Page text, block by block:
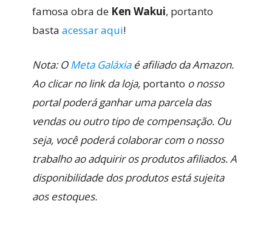
famosa obra de Ken Wakui, portanto
basta acessar aqui!
Nota: OMeta Galáxiaé afiliado da Amazon.
Ao clicar no link da loja, portanto o nosso
portal poderá ganhar uma parcela das
vendas ou outro tipo de compensação. Ou
seja, você poderá colaborar com o nosso
trabalho ao adquirir os produtos afiliados. A
disponibilidade dos produtos está sujeita
aos estoques.